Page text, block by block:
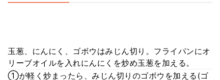
玉葱、にんにく、ゴボウはみじん切り。フライパンにオ
リーブオイルを入れにんにくを炒め玉葱を加える。
①が軽く炒まったら、みじん切りのゴボウを加える(ゴ